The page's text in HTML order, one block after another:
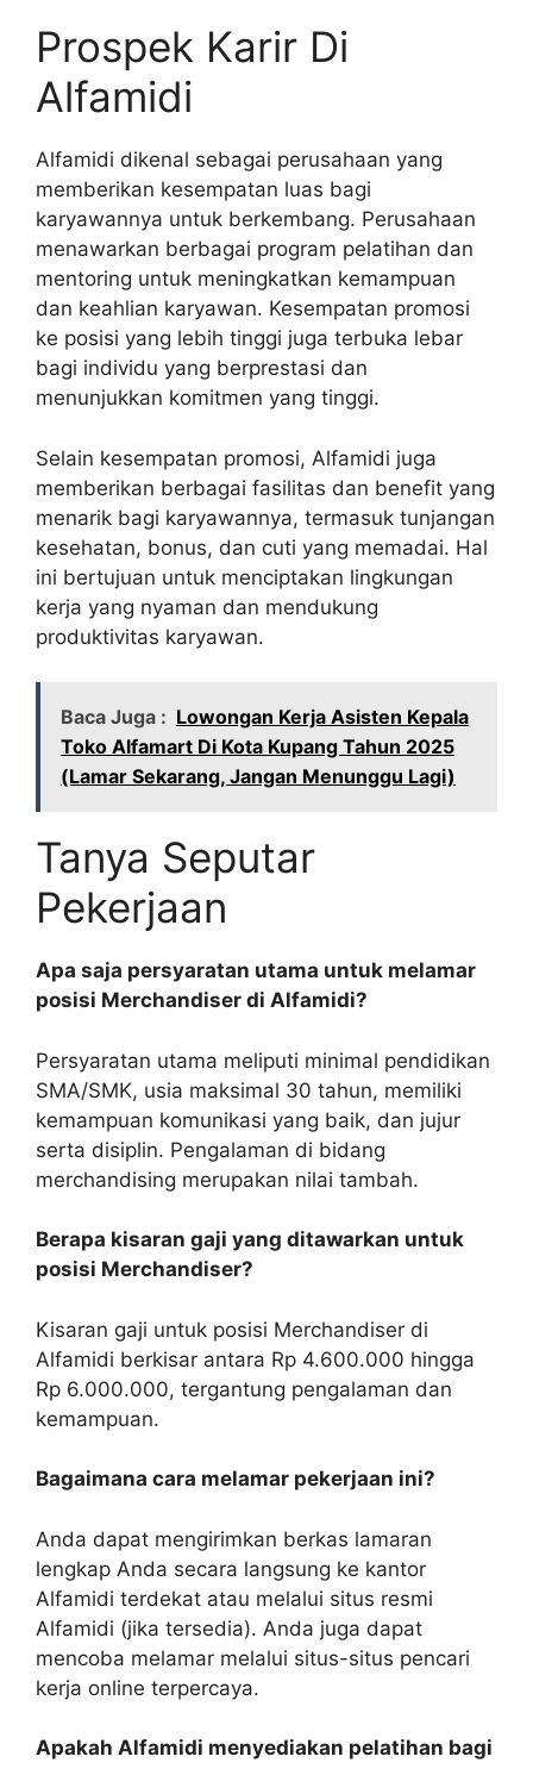
Prospek Karir Di
Alfamidi
Alfamidi dikenal sebagai perusahaan yang
memberikan kesempatan luas bagi
karyawannya untuk berkembang. Perusahaan
menawarkan berbagai program pelatihan dan
mentoring untuk meningkatkan kemampuan
dan keahlian karyawan. Kesempatan promosi
ke posisi yang lebih tinggi juga terbuka lebar
bagi individu yang berprestasi dan
menunjukkan komitmen yang tinggi.
Selain kesempatan promosi, Alfamidi juga
memberikan berbagai fasilitas dan benefit yang
menarik bagi karyawannya, termasuk tunjangan
kesehatan, bonus, dan cuti yang memadai. Hal
ini bertujuan untuk menciptakan lingkungan
kerja yang nyaman dan mendukung
produktivitas karyawan.
Baca Juga : Lowongan Kerja Asisten Kepala
Toko Alfamart Di Kota Kupang Tahun 2025
(Lamar Sekarang, Jangan Menunggu Lagi)
Tanya Seputar
Pekerjaan
Apa saja persyaratan utama untuk melamar
posisi Merchandiser di Alfamidi?
Persyaratan utama meliputi minimal pendidikan
SMA/SMK, usia maksimal 30 tahun, memiliki
kemampuan komunikasi yang baik, dan jujur
serta disiplin. Pengalaman di bidang
merchandising merupakan nilai tambah.
Berapa kisaran gaji yang ditawarkan untuk
posisi Merchandiser?
Kisaran gaji untuk posisi Merchandiser di
Alfamidi berkisar antara Rp 4.600.000 hingga
Rp 6.000.000, tergantung pengalaman dan
kemampuan.
Bagaimana cara melamar pekerjaan ini?
Anda dapat mengirimkan berkas lamaran
lengkap Anda secara langsung ke kantor
Alfamidi terdekat atau melalui situs resmi
Alfamidi (jika tersedia). Anda juga dapat
mencoba melamar melalui situs-situs pencari
kerja online terpercaya.
Apakah Alfamidi menyediakan pelatihan bagi